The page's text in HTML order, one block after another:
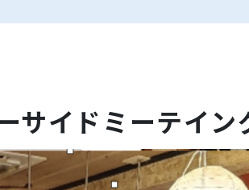
サイドミーテイン